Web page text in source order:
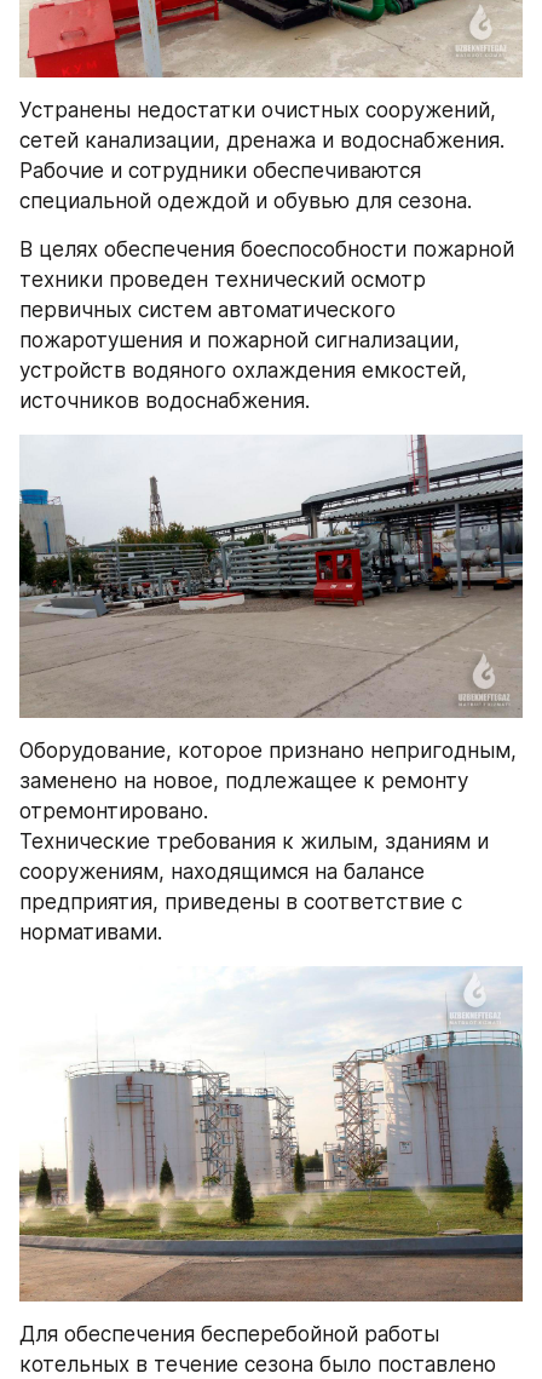
Устранены недостатки очистных сооружений,
сетей канализации, дренажа и водоснабжения.
Рабочие и сотрудники обеспечиваются
специальной одеждой и обувью для сезона.
В целях обеспечения боеспособности пожарной
техники проведен технический осмотр
первичных систем автоматического
пожаротушения и пожарной сигнализации,
устройств водяного охлаждения емкостей,
источников водоснабжения.
Оборудование, которое признано непригодным,
заменено на новое, подлежащее к ремонту
отремонтировано.
Технические требования к жилым, зданиям и
сооружениям, находящимся на балансе
предприятия, приведены в соответствие с
нормативами.
Для обеспечения бесперебойной работы
котельных в течение сезона было поставлено